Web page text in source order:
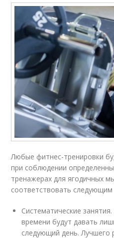
Любые фитнес-тренировки
при соблюдении
тренажерах для ягодичных
соответствовать следующим
Систематические
времени будут давать
следующий день. Лучшего